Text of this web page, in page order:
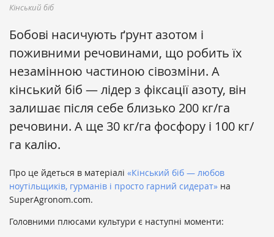
Кінський біб
Бобові насичують ґрунт азотом і
поживними речовинами, що робить їх
незамінною частиною сівозміни. А
кінський біб — лідер з фіксації азоту, він
залишає після себе близько 200 кг/га
речовини. А ще 30 кг/га фосфору і 100 кг/
га калію.
Про це йдеться в матеріалі «Кінський біб — любов
ноутільщиків, гурманів і просто гарний сидерат» на
SuperAgronom.com.
Головними плюсами культури є наступні моменти: